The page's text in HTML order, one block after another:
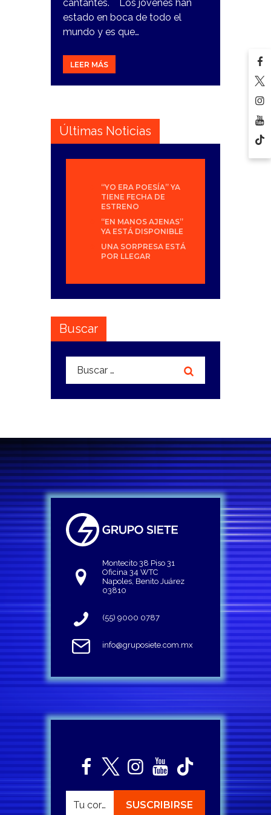
cantantes. Los jóvenes han
estado en boca de todo el
mundo y es que…
LEER MÁS
Últimas Noticias
“YO ERA POESÍA” YA
TIENE FECHA DE
ESTRENO
“EN MANOS AJENAS”
YA ESTÁ DISPONIBLE
UNA SORPRESA ESTÁ
POR LLEGAR
Buscar
Buscar:
Montecito 38 Piso 31
Oficina 34 WTC
Napoles, Benito Juárez
03810
(55) 9000 0787
info@gruposiete.com.mx